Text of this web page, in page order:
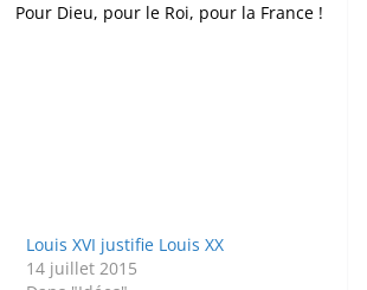
Pour Dieu, pour le Roi, pour la France !
Louis XVI justifie Louis XX
14 juillet 2015